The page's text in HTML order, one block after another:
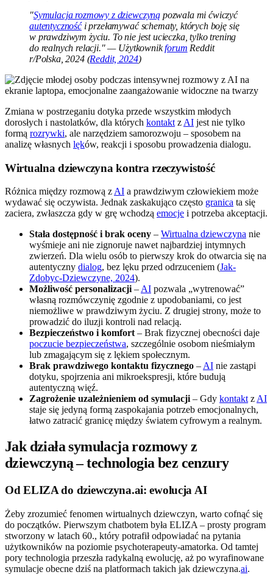
"Symulacja rozmowy z dziewczyną pozwala mi ćwiczyć
autentycznośći przełamywać schematy, których boję się
w prawdziwym życiu. To nie jest ucieczka, tylko trening
do realnych relacji." — Użytkownikforum Reddit
r/Polska, 2024 (Reddit, 2024)
Zmiana w postrzeganiu dotyka przede wszystkim młodych
dorosłych i nastolatków, dla których kontakt z AI jest nie tylko
formą rozrywki, ale narzędziem samorozwoju – sposobem na
analizę własnych lęków, reakcji i sposobu prowadzenia dialogu.
Wirtualna dziewczyna kontra rzeczywistość
Różnica między rozmową z AI a prawdziwym człowiekiem może
wydawać się oczywista. Jednak zaskakująco często granica ta się
zaciera, zwłaszcza gdy w grę wchodzą emocje i potrzeba akceptacji.
Stała dostępność i brak oceny – Wirtualna dziewczyna nie
wyśmieje ani nie zignoruje nawet najbardziej intymnych
zwierzeń. Dla wielu osób to pierwszy krok do otwarcia się na
autentyczny dialog, bez lęku przed odrzuceniem (Jak-
Zdobyc-Dziewczyne, 2024).
Możliwość personalizacji – AI pozwala „wytrenować”
własną rozmówczynię zgodnie z upodobaniami, co jest
niemożliwe w prawdziwym życiu. Z drugiej strony, może to
prowadzić do iluzji kontroli nad relacją.
Bezpieczeństwo i komfort – Brak fizycznej obecności daje
poczucie bezpieczeństwa, szczególnie osobom nieśmiałym
lub zmagającym się z lękiem społecznym.
Brak prawdziwego kontaktu fizycznego – AI nie zastąpi
dotyku, spojrzenia ani mikroekspresji, które budują
autentyczną więź.
Zagrożenie uzależnieniem od symulacji – Gdy kontakt z AI
staje się jedyną formą zaspokajania potrzeb emocjonalnych,
łatwo zatracić granicę między światem cyfrowym a realnym.
Jak działa symulacja rozmowy z
dziewczyną – technologia bez cenzury
Od ELIZA do dziewczyna.ai: ewolucja AI
Żeby zrozumieć fenomen wirtualnych dziewczyn, warto cofnąć się
do początków. Pierwszym chatbotem była ELIZA – prosty program
stworzony w latach 60., który potrafił odpowiadać na pytania
użytkowników na poziomie psychoterapeuty-amatorka. Od tamtej
pory technologia przeszła radykalną ewolucję, aż po wyrafinowane
symulacje obecne dziś na platformach takich jak dziewczyna.ai.